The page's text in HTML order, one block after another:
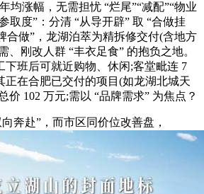
均涨幅，无需担忧 “烂尾”“减配”“物业
取度”：分清 “从导开辟” 取 “合做挂
合做”，龙湖泊萃为精拆修交付(含地方
、刚改人群 “丰衣足食” 的抱负之地。
下班后可就近购物、休闲;客堂毗连 7
正在合肥已交付的项目(如龙湖北城天
价 102 万元;需以 “品牌需求” 为焦点？
赴”，而市区同价位改善盘，